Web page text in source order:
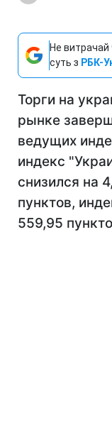
Не витрачай
суть з РБК-
Торги на
рынке
ведущих
индекс
снизился на
пунктов,
559,95